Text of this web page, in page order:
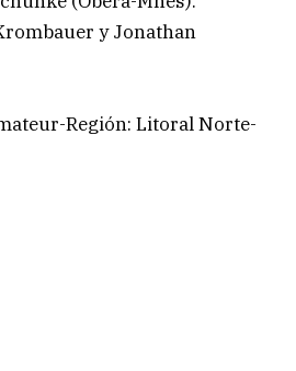
y Jonathan
Región: Litoral Norte-